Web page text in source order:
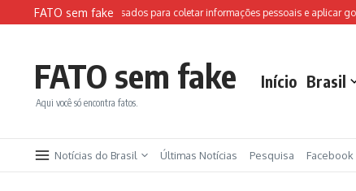
Ir para o conteúdo
FATO sem fake
falsos da FIFA são usados para coletar informações pessoais e aplicar golpes
FATO sem fake
Aqui você só encontra fatos.
Início Brasil
Notícias do Brasil Últimas Notícias Pesquisa Facebook